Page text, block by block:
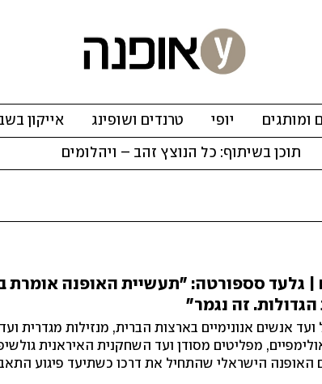
ומותגים יופי טרנדים ושופינג אייקון
תוכן בשיתוף: כל הנוצץ זהב – ויהלומים
| גלעד סספורטה: "תעשיית האופנה אומרת
הגדולות. זה נגמר"
ועד אנשים אנונימיים בארצות הברית, מנזילות מגדרית ועד
מפליטים מסודן ועד השחקנית האיראנית
האופנה הישראלי שהתחיל את דרכו כשתיעד פיגוע